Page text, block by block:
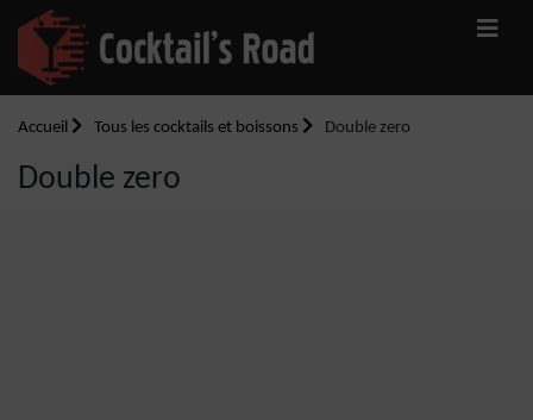
Accueil Tous les cocktails et boissons Double zero
Double zero